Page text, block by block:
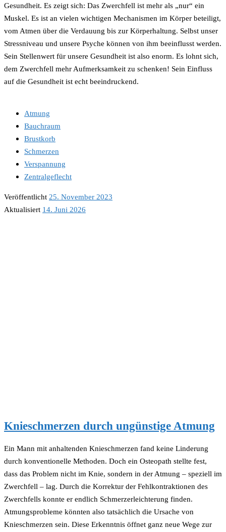
Gesundheit. Es zeigt sich: Das Zwerchfell ist mehr als „nur“ ein
Muskel. Es ist an vielen wichtigen Mechanismen im Körper beteiligt,
vom Atmen über die Verdauung bis zur Körperhaltung. Selbst unser
Stressniveau und unsere Psyche können von ihm beeinflusst werden.
Sein Stellenwert für unsere Gesundheit ist also enorm. Es lohnt sich,
dem Zwerchfell mehr Aufmerksamkeit zu schenken! Sein Einfluss
auf die Gesundheit ist echt beeindruckend.
Atmung
Bauchraum
Brustkorb
Schmerzen
Verspannung
Zentralgeflecht
Veröffentlicht 25. November 2023
Aktualisiert 14. Juni 2026
Knieschmerzen durch ungünstige Atmung
Ein Mann mit anhaltenden Knieschmerzen fand keine Linderung
durch konventionelle Methoden. Doch ein Osteopath stellte fest,
dass das Problem nicht im Knie, sondern in der Atmung – speziell im
Zwerchfell – lag. Durch die Korrektur der Fehlkontraktionen des
Zwerchfells konnte er endlich Schmerzerleichterung finden.
Atmungsprobleme könnten also tatsächlich die Ursache von
Knieschmerzen sein. Diese Erkenntnis öffnet ganz neue Wege zur